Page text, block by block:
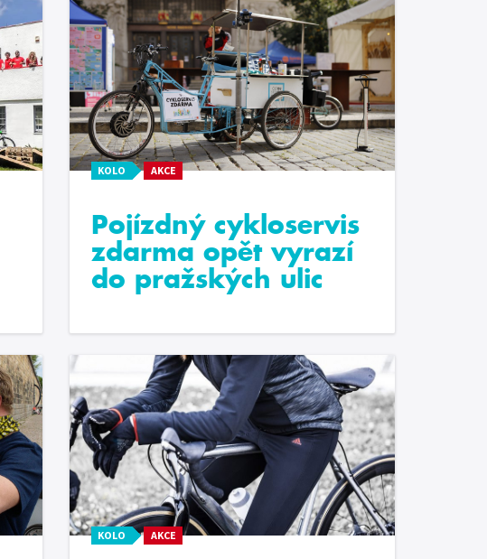
KOLO AKCE
Pojízdný cykloservis
zdarma opět vyrazí
do pražských ulic
KOLO AKCE